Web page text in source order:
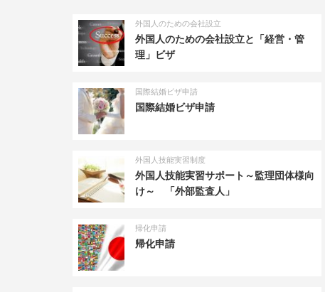
外国人のための会社設立
外国人のための会社設立と「経営・管
理」ビザ
国際結婚ビザ申請
国際結婚ビザ申請
外国人技能実習制度
外国人技能実習サポート～監理団体様向
け～ 「外部監査人」
帰化申請
帰化申請